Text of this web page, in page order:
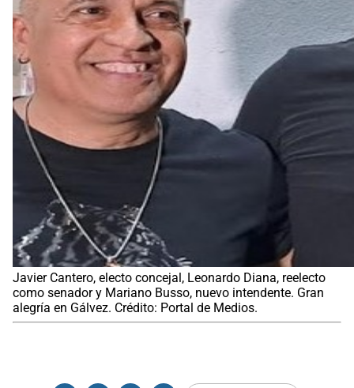
Javier Cantero, electo concejal, Leonardo Diana, reelecto
como senador y Mariano Busso, nuevo intendente. Gran
alegría en Gálvez. Crédito: Portal de Medios.